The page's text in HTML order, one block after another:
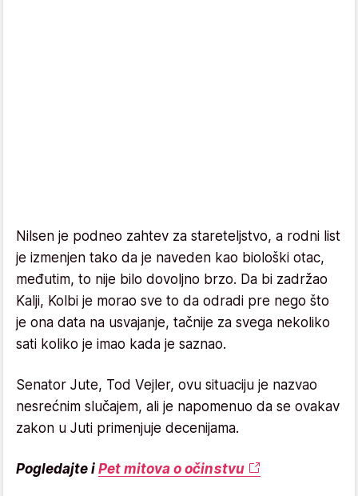
Nilsen je podneo zahtev za stareteljstvo, a rodni list
je izmenjen tako da je naveden kao biološki otac,
međutim, to nije bilo dovoljno brzo. Da bi zadržao
Kalji, Kolbi je morao sve to da odradi pre nego što
je ona data na usvajanje, tačnije za svega nekoliko
sati koliko je imao kada je saznao.
Senator Jute, Tod Vejler, ovu situaciju je nazvao
nesrećnim slučajem, ali je napomenuo da se ovakav
zakon u Juti primenjuje decenijama.
Pogledajte i Pet mitova o očinstvu